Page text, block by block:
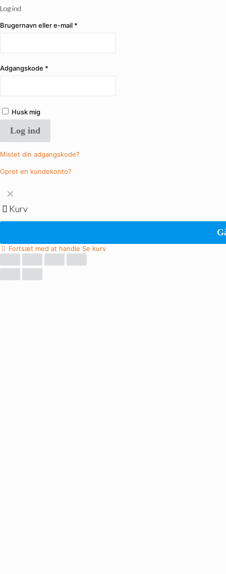
Log ind
Brugernavn eller e-mail *
Adgangskode *
Husk mig
Log ind
Mistet din adgangskode?
Opret en kundekonto?
✕
Kurv
Fortsæt med at handle Se kurv